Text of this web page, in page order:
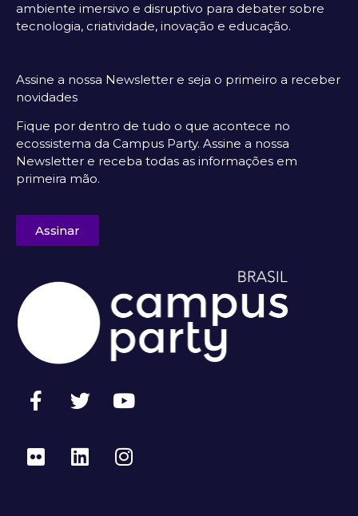
ambiente imersivo e disruptivo para debater sobre
tecnologia, criatividade, inovação e educação.
Assine a nossa Newsletter e seja o primeiro a receber
novidades
Fique por dentro de tudo o que acontece no
ecossistema da Campus Party. Assine a nossa
Newsletter e receba todas as informações em
primeira mão.
Assinar